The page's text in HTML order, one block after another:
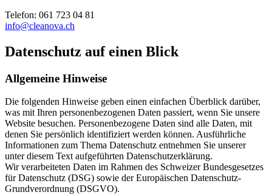
Telefon: 061 723 04 81
info@cleanova.ch
Datenschutz auf einen Blick
Allgemeine Hinweise
Die folgenden Hinweise geben einen einfachen Überblick darüber,
was mit Ihren personenbezogenen Daten passiert, wenn Sie unsere
Website besuchen. Personenbezogene Daten sind alle Daten, mit
denen Sie persönlich identifiziert werden können. Ausführliche
Informationen zum Thema Datenschutz entnehmen Sie unserer
unter diesem Text aufgeführten Datenschutzerklärung.
Wir verarbeiteten Daten im Rahmen des Schweizer Bundesgesetzes
für Datenschutz (DSG) sowie der Europäischen Datenschutz-
Grundverordnung (DSGVO).